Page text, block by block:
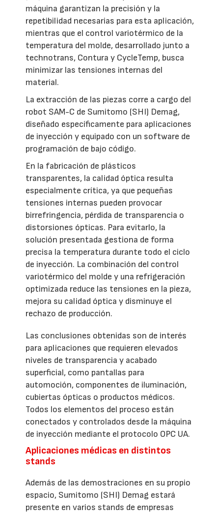
máquina garantizan la precisión y la
repetibilidad necesarias para esta aplicación,
mientras que el control variotérmico de la
temperatura del molde, desarrollado junto a
technotrans, Contura y CycleTemp, busca
minimizar las tensiones internas del
material.
La extracción de las piezas corre a cargo del
robot SAM-C de Sumitomo (SHI) Demag,
diseñado específicamente para aplicaciones
de inyección y equipado con un software de
programación de bajo código.
En la fabricación de plásticos
transparentes, la calidad óptica resulta
especialmente crítica, ya que pequeñas
tensiones internas pueden provocar
birrefringencia, pérdida de transparencia o
distorsiones ópticas. Para evitarlo, la
solución presentada gestiona de forma
precisa la temperatura durante todo el ciclo
de inyección. La combinación del control
variotérmico del molde y una refrigeración
optimizada reduce las tensiones en la pieza,
mejora su calidad óptica y disminuye el
rechazo de producción.
Las conclusiones obtenidas son de interés
para aplicaciones que requieren elevados
niveles de transparencia y acabado
superficial, como pantallas para
automoción, componentes de iluminación,
cubiertas ópticas o productos médicos.
Todos los elementos del proceso están
conectados y controlados desde la máquina
de inyección mediante el protocolo OPC UA.
Aplicaciones médicas en distintos
stands
Además de las demostraciones en su propio
espacio, Sumitomo (SHI) Demag estará
presente en varios stands de empresas